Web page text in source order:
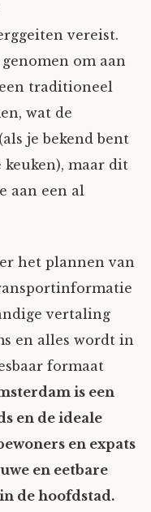
vereist.
om aan
traditioneel
wat de
je bekend bent
maar dit
aan een al
het plannen van
vertaling
en alles wordt in
formaat
is een
en de ideale
en expats
en eetbare
de hoofdstad.